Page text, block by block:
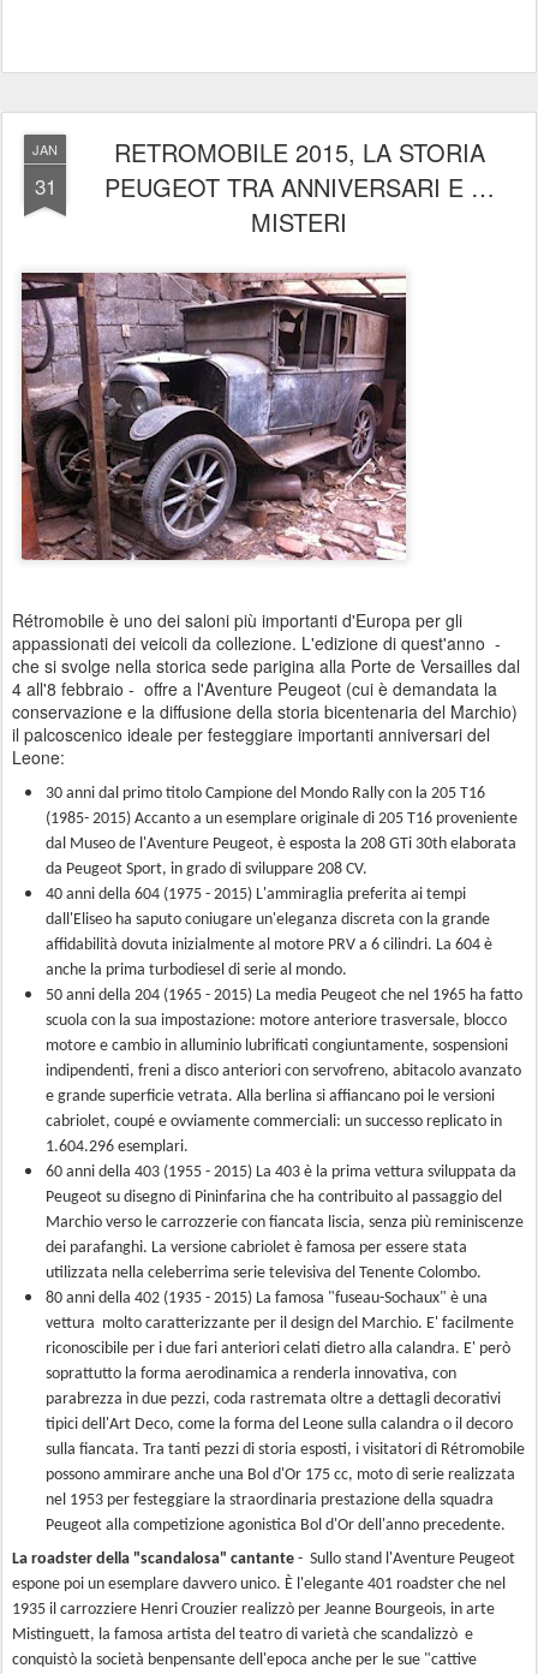
JAN
31
RETROMOBILE 2015, LA STORIA
PEUGEOT TRA ANNIVERSARI E …
MISTERI
Rétromobile è uno dei saloni più importanti d'Europa per gli
appassionati dei veicoli da collezione. L'edizione di quest'anno -
che si svolge nella storica sede parigina alla Porte de Versailles dal
4 all'8 febbraio - offre a l'Aventure Peugeot (cui è demandata la
conservazione e la diffusione della storia bicentenaria del Marchio)
il palcoscenico ideale per festeggiare importanti anniversari del
Leone:
30 anni dal primo titolo Campione del Mondo Rally con la 205 T16
(1985- 2015) Accanto a un esemplare originale di 205 T16 proveniente
dal Museo de l'Aventure Peugeot, è esposta la 208 GTi 30th elaborata
da Peugeot Sport, in grado di sviluppare 208 CV.
40 anni della 604 (1975 - 2015) L'ammiraglia preferita ai tempi
dall'Eliseo ha saputo coniugare un'eleganza discreta con la grande
affidabilità dovuta inizialmente al motore PRV a 6 cilindri. La 604 è
anche la prima turbodiesel di serie al mondo.
50 anni della 204 (1965 - 2015) La media Peugeot che nel 1965 ha fatto
scuola con la sua impostazione: motore anteriore trasversale, blocco
motore e cambio in alluminio lubrificati congiuntamente, sospensioni
indipendenti, freni a disco anteriori con servofreno, abitacolo avanzato
e grande superficie vetrata. Alla berlina si affiancano poi le versioni
cabriolet, coupé e ovviamente commerciali: un successo replicato in
1.604.296 esemplari.
60 anni della 403 (1955 - 2015) La 403 è la prima vettura sviluppata da
Peugeot su disegno di Pininfarina che ha contribuito al passaggio del
Marchio verso le carrozzerie con fiancata liscia, senza più reminiscenze
dei parafanghi. La versione cabriolet è famosa per essere stata
utilizzata nella celeberrima serie televisiva del Tenente Colombo.
80 anni della 402 (1935 - 2015) La famosa "fuseau-Sochaux" è una
vettura molto caratterizzante per il design del Marchio. E' facilmente
riconoscibile per i due fari anteriori celati dietro alla calandra. E' però
soprattutto la forma aerodinamica a renderla innovativa, con
parabrezza in due pezzi, coda rastremata oltre a dettagli decorativi
tipici dell'Art Deco, come la forma del Leone sulla calandra o il decoro
sulla fiancata. Tra tanti pezzi di storia esposti, i visitatori di Rétromobile
possono ammirare anche una Bol d'Or 175 cc, moto di serie realizzata
nel 1953 per festeggiare la straordinaria prestazione della squadra
Peugeot alla competizione agonistica Bol d'Or dell'anno precedente.
La roadster della "scandalosa" cantante - Sullo stand l'Aventure Peugeot
espone poi un esemplare davvero unico. È l'elegante 401 roadster che nel
1935 il carrozziere Henri Crouzier realizzò per Jeanne Bourgeois, in arte
Mistinguett, la famosa artista del teatro di varietà che scandalizzò e
conquistò la società benpensante dell'epoca anche per le sue "cattive